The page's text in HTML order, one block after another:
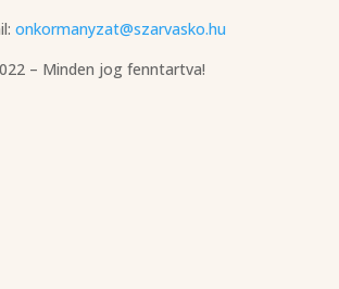
onkormanyzat@szarvasko.hu
– Minden jog fenntartva!